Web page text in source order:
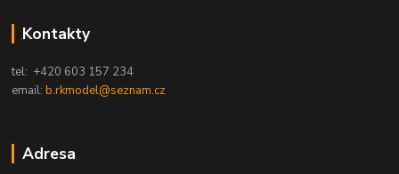
Kontakty
tel: +420 603 157 234
email:b.rkmodel@seznam.cz
Adresa